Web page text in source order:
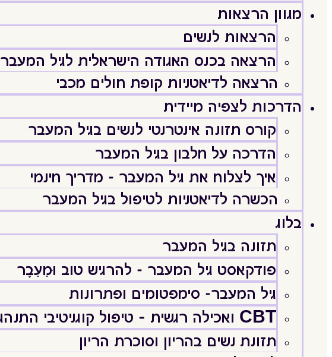
מגוון הרצאות
הרצאות לנשים
הרצאה בכנס האגודה הישראלית לגיל המעבר
הרצאה לדיאטניות קופת חולים מכבי
הדרכות לצפיה מיידית
קורס תזונה אינטרנטי לנשים בגיל המעבר
הדרכה על חלבון בגיל המעבר
איך לצלוח את גיל המעבר - מדריך חינמי
הכשרה לדיאטניות לטיפול בגיל המעבר
בלוג
תזונה בגיל המעבר
פודקאסט גיל המעבר - להרגיש טוב וּמֵעֵבֶר
גיל המעבר- סימפטומים ופתרונות
CBT ואכילה רגשית – טיפול קוגניטיבי התנהגותי
תזונת נשים בהריון וסוכרת הריון